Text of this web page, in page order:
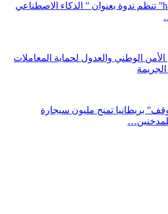
مؤسسة “harmonia” تنظم ندوة بعنوان ” الذكاء الاصطناعي
الأمن الوطني والعدول لحماية المعاملات
الجريمة
بريطانيا تمنح مليون سيجارة
للمدخنين…